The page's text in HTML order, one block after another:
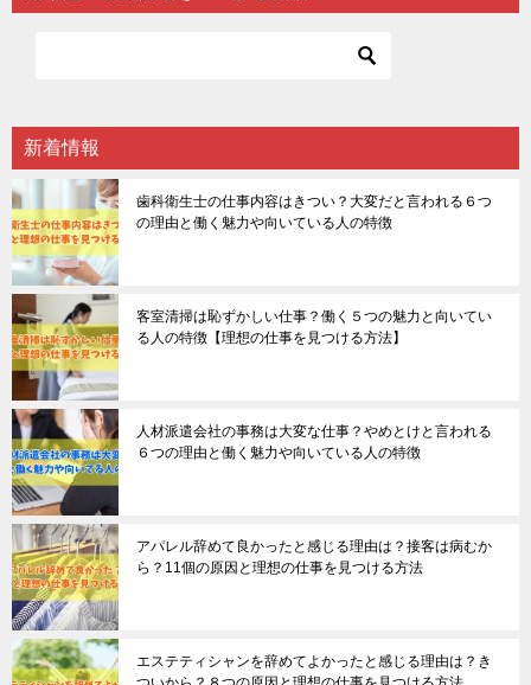
新着情報
歯科衛生士の仕事内容はきつい？大変だと言われる６つ
の理由と働く魅力や向いている人の特徴
客室清掃は恥ずかしい仕事？働く５つの魅力と向いてい
る人の特徴【理想の仕事を見つける方法】
人材派遣会社の事務は大変な仕事？やめとけと言われる
６つの理由と働く魅力や向いている人の特徴
アパレル辞めて良かったと感じる理由は？接客は病むか
ら？11個の原因と理想の仕事を見つける方法
エステティシャンを辞めてよかったと感じる理由は？き